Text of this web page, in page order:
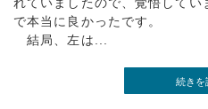
で本当に良かったです。
結局、左は...
続きを